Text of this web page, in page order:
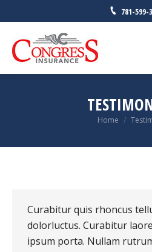
781-599-
You are
Home
Curabitur quis rhoncus
dolorluctus. Curabitur
ipsum porta. Nullam